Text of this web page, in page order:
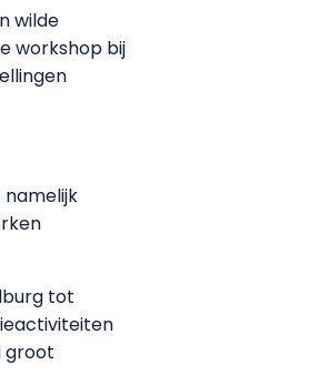
wilde
workshop bij
namelijk
tot
groot